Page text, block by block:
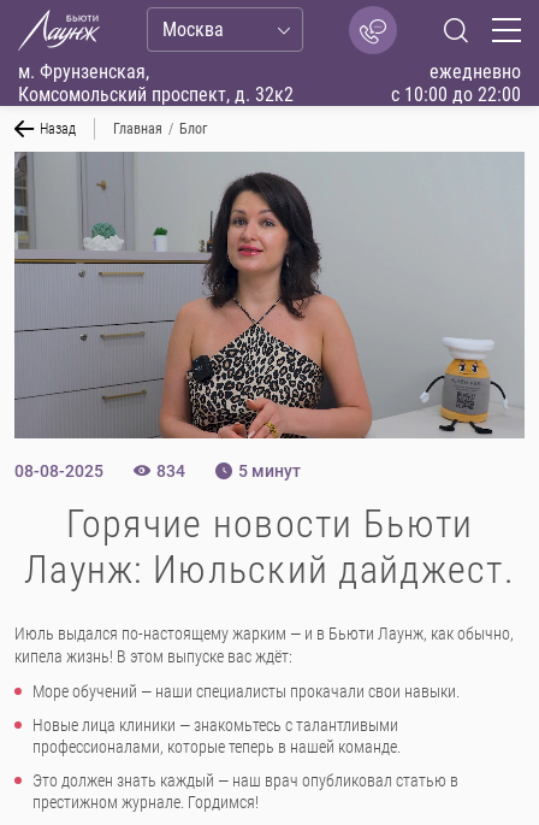
м. Фрунзенская,
Комсомольский проспект, д. 32к2
ежедневно
с 10:00 до 22:00
Москва
Назад Главная / Блог
Горячие новости Бьюти
Лаунж: Июльский дайджест.
08-08-2025 834 5 минут
Июль выдался по-настоящему жарким — и в Бьюти Лаунж, как обычно,
кипела жизнь! В этом выпуске вас ждёт:
Море обучений — наши специалисты прокачали свои навыки.
Новые лица клиники — знакомьтесь с талантливыми
профессионалами, которые теперь в нашей команде.
Это должен знать каждый — наш врач опубликовал статью в
престижном журнале. Гордимся!